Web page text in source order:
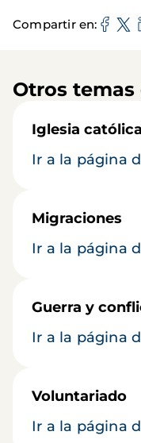
Compartir en
Otros
Iglesia católica
Ir a la página
Migraciones
Ir a la página
Guerra y
Ir a la página
Voluntariado
Ir a la página